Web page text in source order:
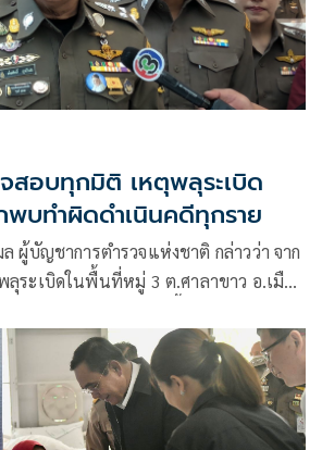
สอบทุกมิติ เหตุพลุระเบิด
บทำผิดดำเนินคดีทุกราย
ผู้บัญชาการตำรวจแห่งชาติ กล่าวว่า จาก
ลุระเบิดในพื้นที่หมู่ 3 ต.ศาลาขาว อ.เมือง
มีผู้ได้รับบาดเจ็บจำนวนมาก ซึ่งนาย
มนตรี